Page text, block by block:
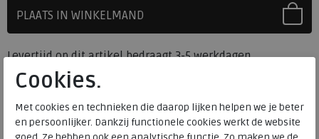
PLAATS IN WINKELMAND
SELECTEER EERST UW MAAT
Levertijd op dit artikel bedraagt 3-5 werkdagen.
Onze winkelvoorraad
Maat
41
Meijerink Heemskerk
HEEMSKERK
Cookies.
Met cookies en technieken die daarop lijken helpen we je beter
en persoonlijker. Dankzij functionele cookies werkt de website